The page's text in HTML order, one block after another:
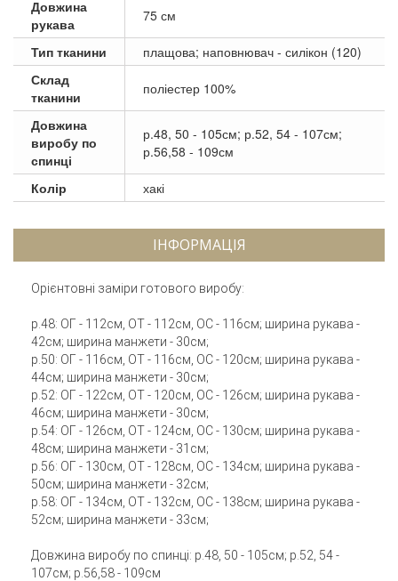
Довжина
рукава
75 см
Тип тканини
плащова; наповнювач - силікон (120)
Склад
тканини
поліестер 100%
Довжина
виробу по
спинці
р.48, 50 - 105см; р.52, 54 - 107см;
р.56,58 - 109см
Колір хакі
ІНФОРМАЦІЯ
Орієнтовні заміри готового виробу:
р.48: ОГ - 112см, ОТ - 112см, ОС - 116см; ширина рукава -
42см; ширина манжети - 30см;
р.50: ОГ - 116см, ОТ - 116см, ОС - 120см; ширина рукава -
44см; ширина манжети - 30см;
р.52: ОГ - 122см, ОТ - 120см, ОС - 126см; ширина рукава -
46см; ширина манжети - 30см;
р.54: ОГ - 126см, ОТ - 124см, ОС - 130см; ширина рукава -
48см; ширина манжети - 31см;
р.56: ОГ - 130см, ОТ - 128см, ОС - 134см; ширина рукава -
50см; ширина манжети - 32см;
р.58: ОГ - 134см, ОТ - 132см, ОС - 138см; ширина рукава -
52см; ширина манжети - 33см;
Довжина виробу по спинці: р.48, 50 - 105см; р.52, 54 -
107см; р.56,58 - 109см